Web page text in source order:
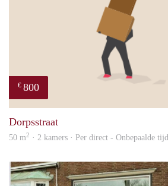
€ 800
Dorpsstraat
50 m2 · 2 kamers · Per direct - Onbepaalde tijd